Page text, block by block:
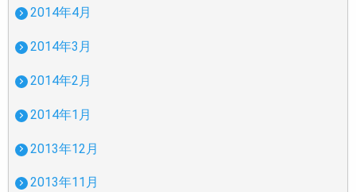
2014年4月
2014年3月
2014年2月
2014年1月
2013年12月
2013年11月